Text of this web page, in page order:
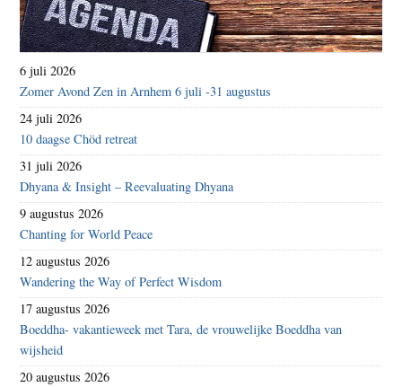
6 juli 2026
Zomer Avond Zen in Arnhem 6 juli -31 augustus
24 juli 2026
10 daagse Chöd retreat
31 juli 2026
Dhyana & Insight – Reevaluating Dhyana
9 augustus 2026
Chanting for World Peace
12 augustus 2026
Wandering the Way of Perfect Wisdom
17 augustus 2026
Boeddha- vakantieweek met Tara, de vrouwelijke Boeddha van
wijsheid
20 augustus 2026